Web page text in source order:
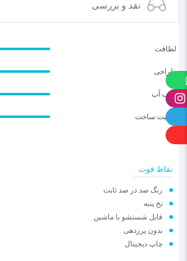
نقد و بررسی
لطافت
طراحی
جذب آب
کیفیت ساخت
نقاط قوت
رنگ صد در صد ثابت
نخ پنبه
قابل شستشو با ماشین
بدون پرزدهی
چاپ دیجیتال